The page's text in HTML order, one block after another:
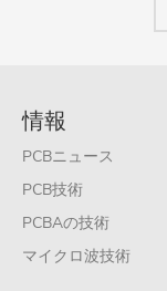
情報
PCBニュース
PCB技術
PCBAの技術
マイクロ波技術